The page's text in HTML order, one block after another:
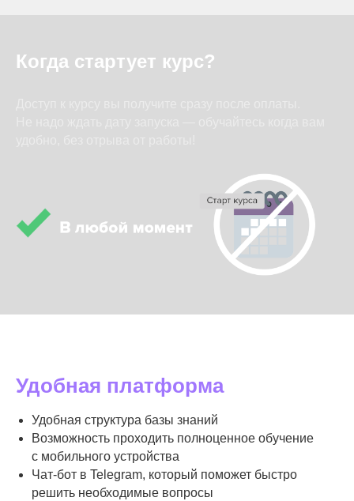
Когда стартует курс?
Удобная платформа
Удобная структура базы знаний
Возможность проходить полноценное обучение
с мобильного устройства
Чат-бот в Telegram, который поможет быстро
решить необходимые вопросы